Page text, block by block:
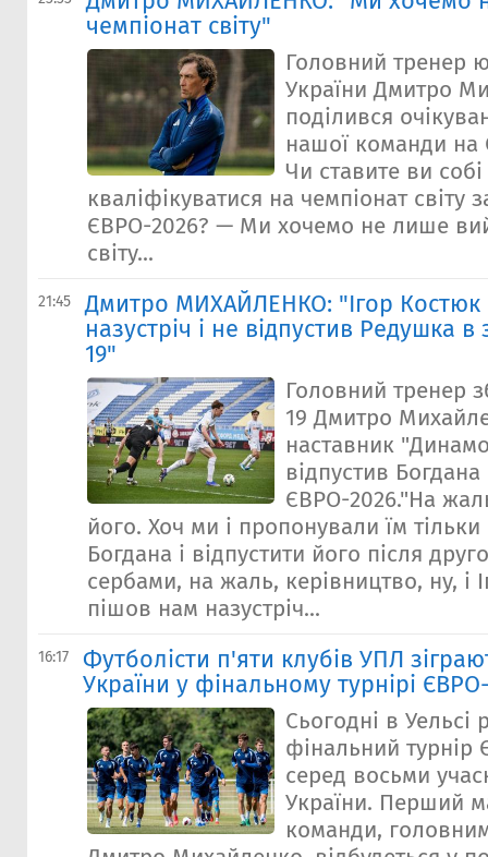
чемпіонат світу"
Головний тренер
України Дмитро
поділився
нашої команди на
Чи ставите ви
кваліфікуватися на чемпіонат світу
ЄВРО-2026? — Ми хочемо не лише
світу...
21:45
Дмитро МИХАЙЛЕНКО: "Ігор Костюк
назустріч і не відпустив Редушка в
19"
Головний тренер
19 Дмитро
наставник
відпустив
ЄВРО-2026."На
його. Хоч ми і пропонували їм тільки
Богдана і відпустити його після
сербами, на жаль, керівництво, ну, і
пішов нам назустріч...
16:17
Футболісти п'яти клубів УПЛ
України у фінальному турнірі
Сьогодні в Уельсі
фінальний турнір
серед восьми
України. Перший
команди,